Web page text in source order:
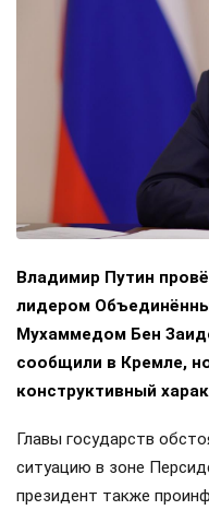
Владимир Путин
лидером
Мухаммедом Бен
сообщили в Кремле,
конструктивный
Главы государств
ситуацию в зоне
президент также